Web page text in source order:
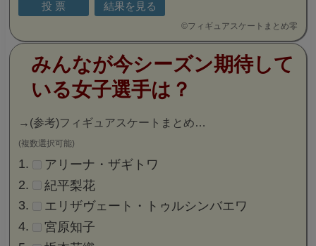
©フィギュアスケートまとめ零
みんなが今シーズン期待して
いる女子選手は？
→ (参考)フィギュアスケートまとめ…
(複数選択可能)
アリーナ・ザギトワ
紀平梨花
エリザヴェート・トゥルシンバエワ
宮原知子